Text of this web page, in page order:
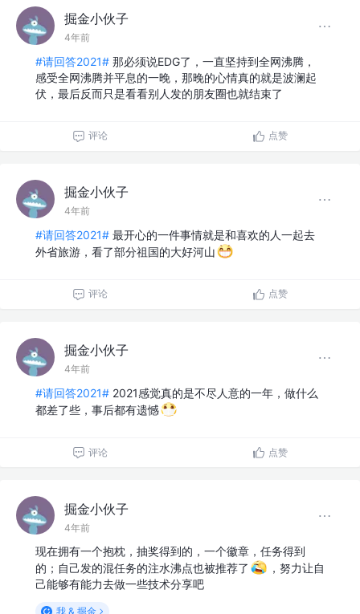
掘金小伙子
4年前
#请回答2021# 那必须说EDG了，一直坚持到全网沸腾，
感受全网沸腾并平息的一晚，那晚的心情真的就是波澜起
伏，最后反而只是看看别人发的朋友圈也就结束了
评论 点赞
掘金小伙子
4年前
#请回答2021# 最开心的一件事情就是和喜欢的人一起去
外省旅游，看了部分祖国的大好河山
评论 点赞
掘金小伙子
4年前
#请回答2021# 2021感觉真的是不尽人意的一年，做什么
都差了些，事后都有遗憾
评论 点赞
掘金小伙子
4年前
现在拥有一个抱枕，抽奖得到的，一个徽章，任务得到
的；自己发的混任务的注水沸点也被推荐了
，努力让自
己能够有能力去做一些技术分享吧
我 & 掘金